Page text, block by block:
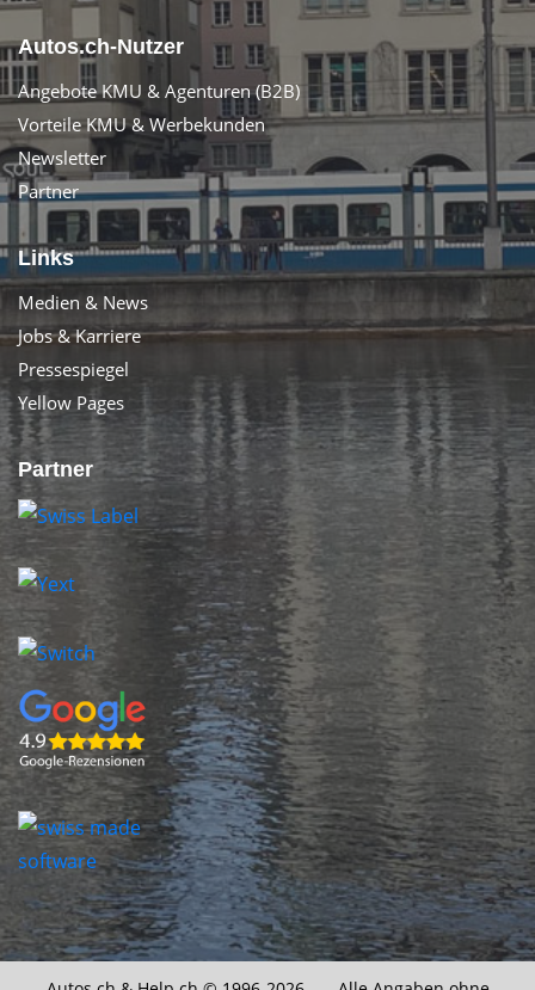
Autos.ch-Nutzer
Angebote KMU & Agenturen (B2B)
Vorteile KMU & Werbekunden
Newsletter
Partner
Links
Medien & News
Jobs & Karriere
Pressespiegel
Yellow Pages
Partner